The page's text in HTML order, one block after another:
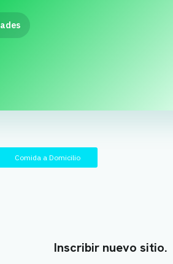
Comida a Domicilio
Inscribir nuevo sitio.